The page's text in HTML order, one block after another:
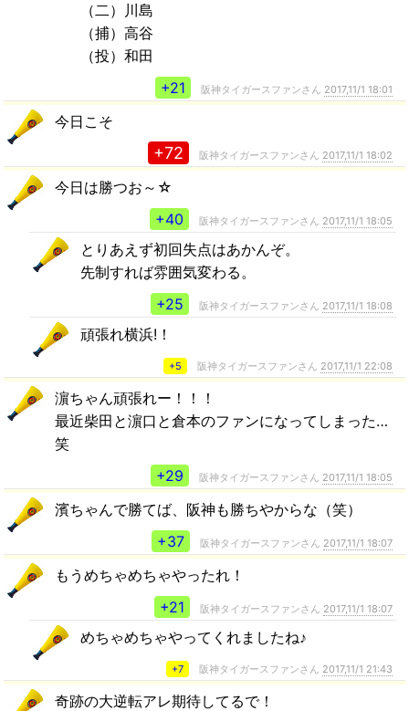
（二）川島
（捕）高谷
（投）和田
+21
阪神タイガースファンさん 2017,11/1 18:01
今日こそ
+72 阪神タイガースファンさん 2017,11/1 18:02
今日は勝つお～☆
+40
阪神タイガースファンさん 2017,11/1 18:05
とりあえず初回失点はあかんぞ。
先制すれば雰囲気変わる。
+25
阪神タイガースファンさん 2017,11/1 18:08
頑張れ横浜!！
+5 阪神タイガースファンさん 2017,11/1 22:08
濵ちゃん頑張れー！！！
最近柴田と濵口と倉本のファンになってしまった…
笑
+29
阪神タイガースファンさん 2017,11/1 18:05
濱ちゃんで勝てば、阪神も勝ちやからな（笑）
+37
阪神タイガースファンさん 2017,11/1 18:07
もうめちゃめちゃやったれ！
+21
阪神タイガースファンさん 2017,11/1 18:07
めちゃめちゃやってくれましたね♪
+7 阪神タイガースファンさん 2017,11/1 21:43
奇跡の大逆転アレ期待してるで！